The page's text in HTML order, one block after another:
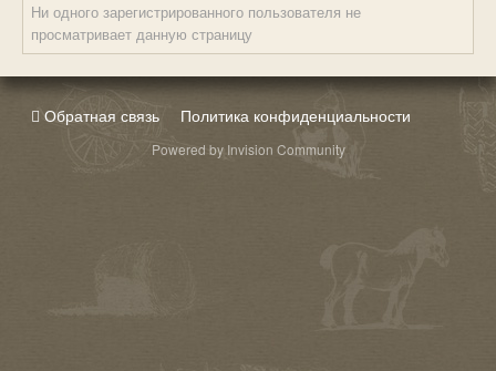
Ни одного зарегистрированного пользователя не
просматривает данную страницу
Обратная связь Политика конфиденциальности
Powered by Invision Community